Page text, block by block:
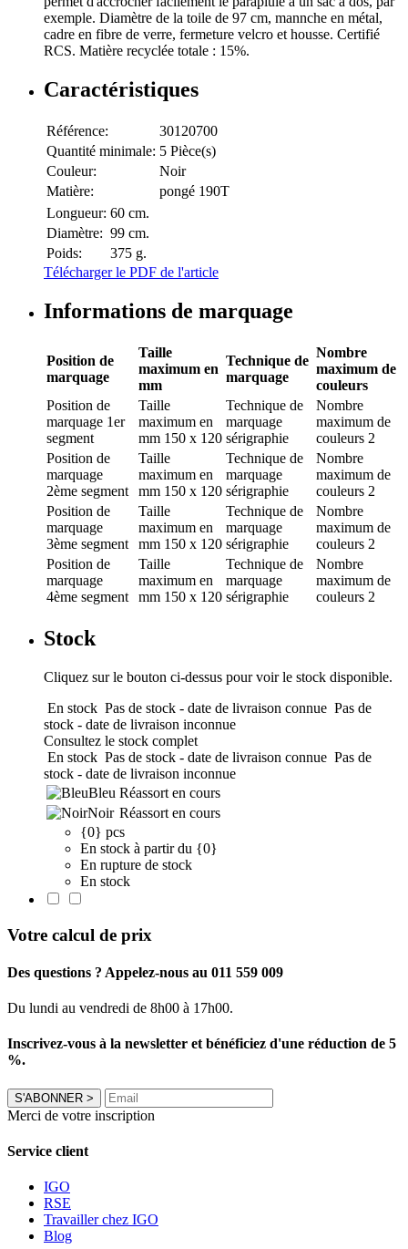
exemple. Diamètre de la toile de 97 cm, mannche en métal,
cadre en fibre de verre, fermeture velcro et housse. Certifié
RCS. Matière recyclée totale : 15%.
Caractéristiques
Référence:
30120700
Quantité minimale: 5 Pièce(s)
Couleur:
Noir
Matière:
pongé 190T
Longueur: 60 cm.
Diamètre: 99 cm.
Poids:
375 g.
Télécharger le PDF de l'article
Informations de marquage
Position de
marquage
Taille
maximum en
mm
Technique de
marquage
Nombre
maximum de
couleurs
Position de
marquage 1er
segment
Taille
maximum en
mm 150 x 120
Technique de
marquage
sérigraphie
Nombre
maximum de
couleurs 2
Position de
marquage
2ème segment
Taille
maximum en
mm 150 x 120
Technique de
marquage
sérigraphie
Nombre
maximum de
couleurs 2
Position de
marquage
3ème segment
Taille
maximum en
mm 150 x 120
Technique de
marquage
sérigraphie
Nombre
maximum de
couleurs 2
Position de
marquage
4ème segment
Taille
maximum en
mm 150 x 120
Technique de
marquage
sérigraphie
Nombre
maximum de
couleurs 2
Stock
Cliquez sur le bouton ci-dessus pour voir le stock disponible.
En stock Pas de stock - date de livraison connue Pas de
stock - date de livraison inconnue
Consultez le stock complet
En stock Pas de stock - date de livraison connue Pas de
stock - date de livraison inconnue
Bleu Réassort en cours
Noir Réassort en cours
{0} pcs
En stock à partir du {0}
En rupture de stock
En stock
Votre calcul de prix
Des questions ? Appelez-nous au 011 559 009
Du lundi au vendredi de 8h00 à 17h00.
Inscrivez-vous à la newsletter et bénéficiez d'une réduction de 5
%.
S'ABONNER >
Merci de votre inscription
Service client
IGO
RSE
Travailler chez IGO
Blog